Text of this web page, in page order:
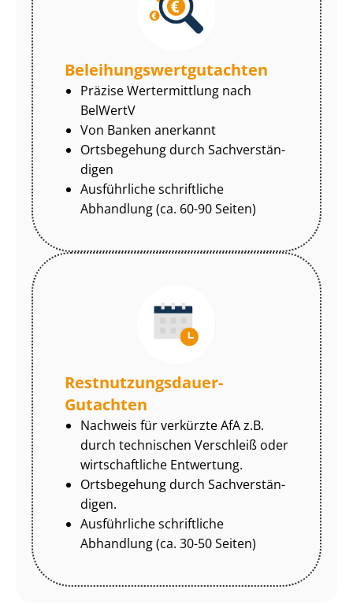
Be­lei­hungs­wert­gut­ach­ten
Präzise Wertermittlung nach
BelWertV
Von Banken anerkannt
Ortsbegehung durch Sach­ver­stän­
di­gen
Ausführliche schriftliche
Abhandlung (ca. 60-90 Seiten)
Rest­nut­zungs­dau­er-
Gutachten
Nachweis für verkürzte AfA z.B.
durch technischen Verschleiß oder
wirtschaftliche Entwertung.
Ortsbegehung durch Sach­ver­stän­
di­gen.
Ausführliche schriftliche
Abhandlung (ca. 30-50 Seiten)